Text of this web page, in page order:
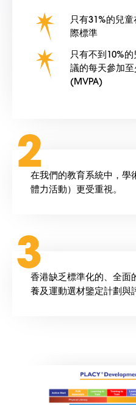
只有31%的兒
際標準
只有不到10%
議的每天參加
(MVPA)
在我們的教育系統中，學
體力活動）更受重視。
2
香港缺乏標準化的、全面
養及運動選材鑒定計劃與
3